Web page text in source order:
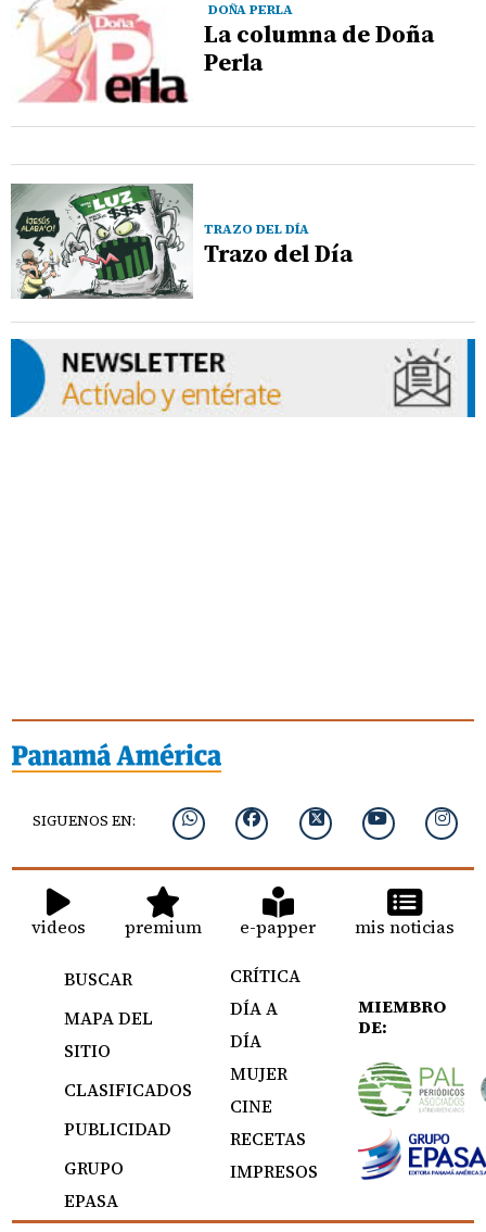
DOÑA PERLA
La columna de Doña
Perla
TRAZO DEL DÍA
Trazo del Día
SIGUENOS EN:
videos premium e-papper mis noticias
BUSCAR
MAPA DEL
SITIO
CLASIFICADOS
PUBLICIDAD
GRUPO
EPASA
CRÍTICA
DÍA A
DÍA
MUJER
CINE
RECETAS
IMPRESOS
MIEMBRO
DE: